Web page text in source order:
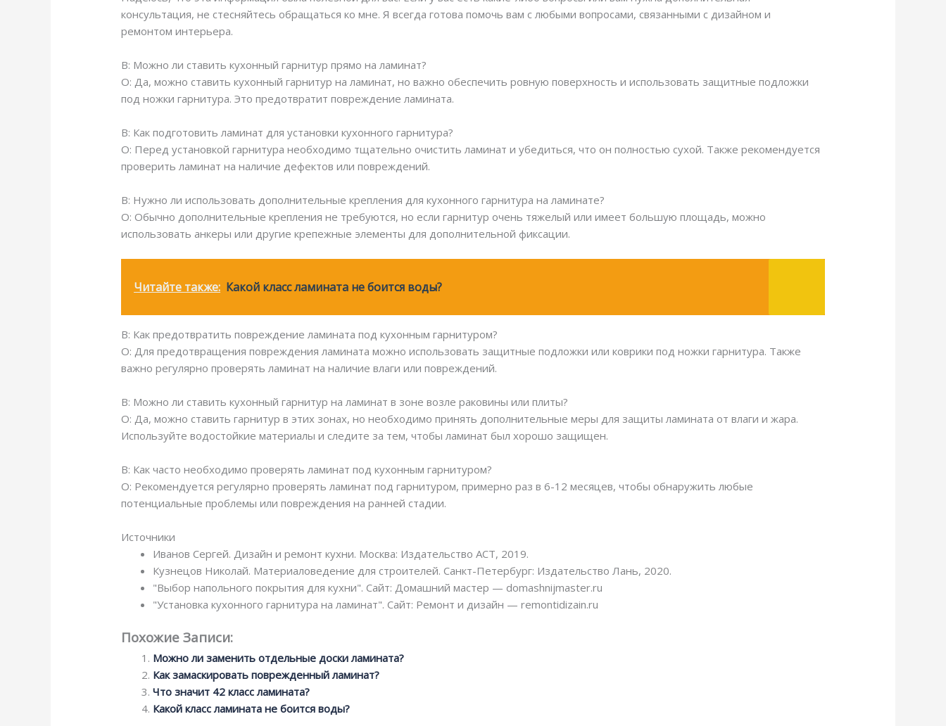
консультация, не стесняйтесь обращаться ко мне. Я всегда готова помочь вам с любыми вопросами, связанными с дизайном и
ремонтом интерьера.
В: Можно ли ставить кухонный гарнитур прямо на ламинат?
О: Да, можно ставить кухонный гарнитур на ламинат, но важно обеспечить ровную поверхность и использовать защитные подложки
под ножки гарнитура. Это предотвратит повреждение ламината.
В: Как подготовить ламинат для установки кухонного гарнитура?
О: Перед установкой гарнитура необходимо тщательно очистить ламинат и убедиться, что он полностью сухой. Также рекомендуется
проверить ламинат на наличие дефектов или повреждений.
В: Нужно ли использовать дополнительные крепления для кухонного гарнитура на ламинате?
О: Обычно дополнительные крепления не требуются, но если гарнитур очень тяжелый или имеет большую площадь, можно
использовать анкеры или другие крепежные элементы для дополнительной фиксации.
Читайте также: Какой класс ламината не боится воды?
В: Как предотвратить повреждение ламината под кухонным гарнитуром?
О: Для предотвращения повреждения ламината можно использовать защитные подложки или коврики под ножки гарнитура. Также
важно регулярно проверять ламинат на наличие влаги или повреждений.
В: Можно ли ставить кухонный гарнитур на ламинат в зоне возле раковины или плиты?
О: Да, можно ставить гарнитур в этих зонах, но необходимо принять дополнительные меры для защиты ламината от влаги и жара.
Используйте водостойкие материалы и следите за тем, чтобы ламинат был хорошо защищен.
В: Как часто необходимо проверять ламинат под кухонным гарнитуром?
О: Рекомендуется регулярно проверять ламинат под гарнитуром, примерно раз в 6-12 месяцев, чтобы обнаружить любые
потенциальные проблемы или повреждения на ранней стадии.
Источники
Иванов Сергей. Дизайн и ремонт кухни. Москва: Издательство АСТ, 2019.
Кузнецов Николай. Материаловедение для строителей. Санкт-Петербург: Издательство Лань, 2020.
"Выбор напольного покрытия для кухни". Сайт: Домашний мастер — domashnijmaster.ru
"Установка кухонного гарнитура на ламинат". Сайт: Ремонт и дизайн — remontidizain.ru
Похожие Записи:
Можно ли заменить отдельные доски ламината?
Как замаскировать поврежденный ламинат?
Что значит 42 класс ламината?
Какой класс ламината не боится воды?